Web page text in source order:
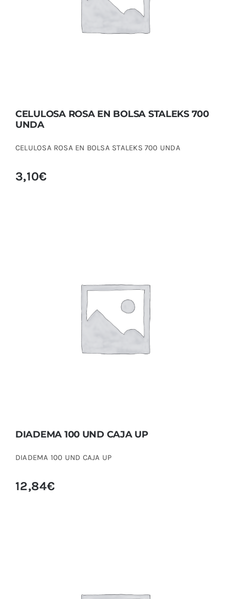
CELULOSA ROSA EN BOLSA STALEKS 700
UNDA
CELULOSA ROSA EN BOLSA STALEKS 700 UNDA
3,10€
DIADEMA 100 UND CAJA UP
DIADEMA 100 UND CAJA UP
DIADEMA 100 UND CAJA UP
12,84€